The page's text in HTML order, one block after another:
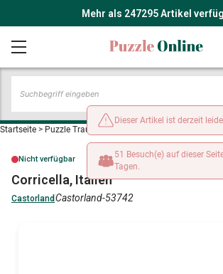
Mehr als 247295 Artikel
Startseite > Puzzle Traumstrände und Inseln
Nicht verfügbar
Corricella, Italien
Castorland Castorland-53742
Dieser Artikel ist derzeit
51 Besuch(e) auf dieser
Tagen.